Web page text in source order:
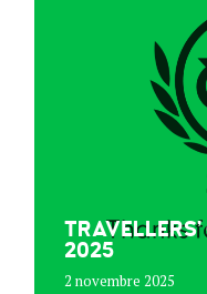
2025
2 novembre 2025